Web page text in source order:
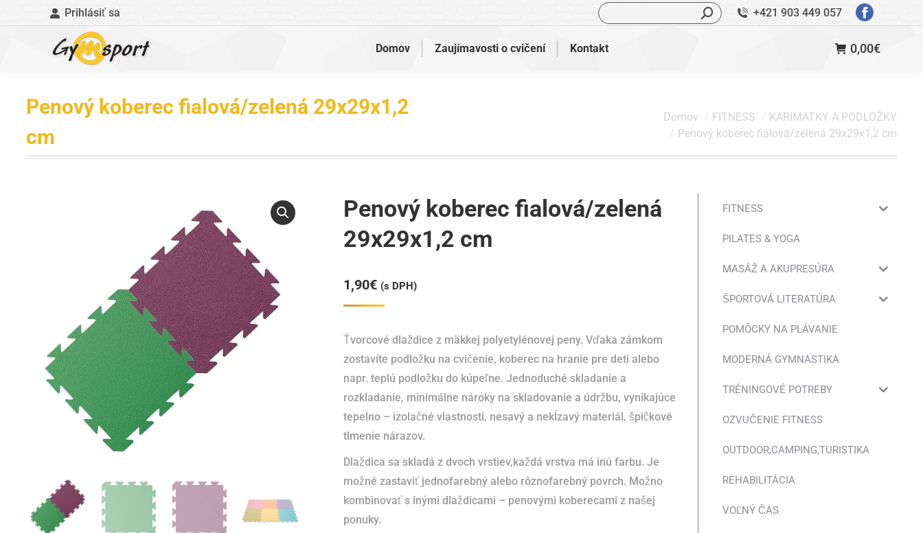
Prihlásiť sa Vyhľadávanie: +421 903 449 057
otvorí
okne
Domov Zaujímavosti o cvičení Kontakt 0,00€
Penový koberec fialová/zelená 29x29x1,2
cm
Domov FITNESS
KARIMATKY A PODLOŽKY
Penový koberec fialová/zelená 29x29x1,2 cm
Penový koberec fialová/zelená
29x29x1,2 cm
1,90€ (s DPH)
Ťvorcové dlaždice z mäkkej polyetylénovej peny. Vďaka zámkom
zostavíte podložku na cvičenie, koberec na hranie pre deti alebo
napr. teplú podložku do kúpeľne. Jednoduché skladanie a
rozkladanie, minimálne nároky na skladovanie a údržbu, vynikajúce
tepelno – izolačné vlastnosti, nesavý a nekĺzavý materiál, špičkové
tlmenie nárazov.
Dlaždica sa skladá z dvoch vrstiev,každá vrstva má inú farbu. Je
možné zastaviť jednofarebný alebo rôznofarebný povrch. Možno
kombinovať s inými dlaždicami – penovými koberecami z našej
ponuky.
FITNESS
PILATES & YOGA
MASÁŽ A AKUPRESÚRA
ŠPORTOVÁ LITERATÚRA
POMÔCKY NA PLÁVANIE
MODERNÁ GYMNASTIKA
TRÉNINGOVÉ POTREBY
OZVUČENIE FITNESS
OUTDOOR,CAMPING,TURISTIKA
REHABILITÁCIA
VOĽNÝ ČAS